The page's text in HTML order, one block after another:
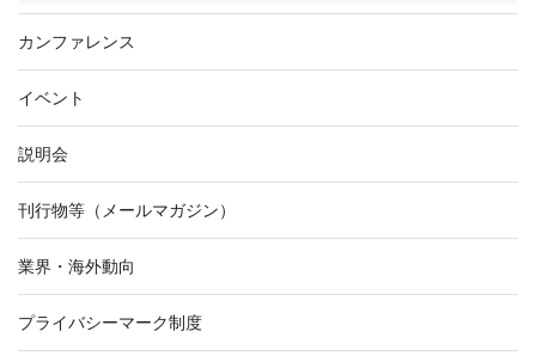
カンファレンス
イベント
説明会
刊行物等（メールマガジン）
業界・海外動向
プライバシーマーク制度